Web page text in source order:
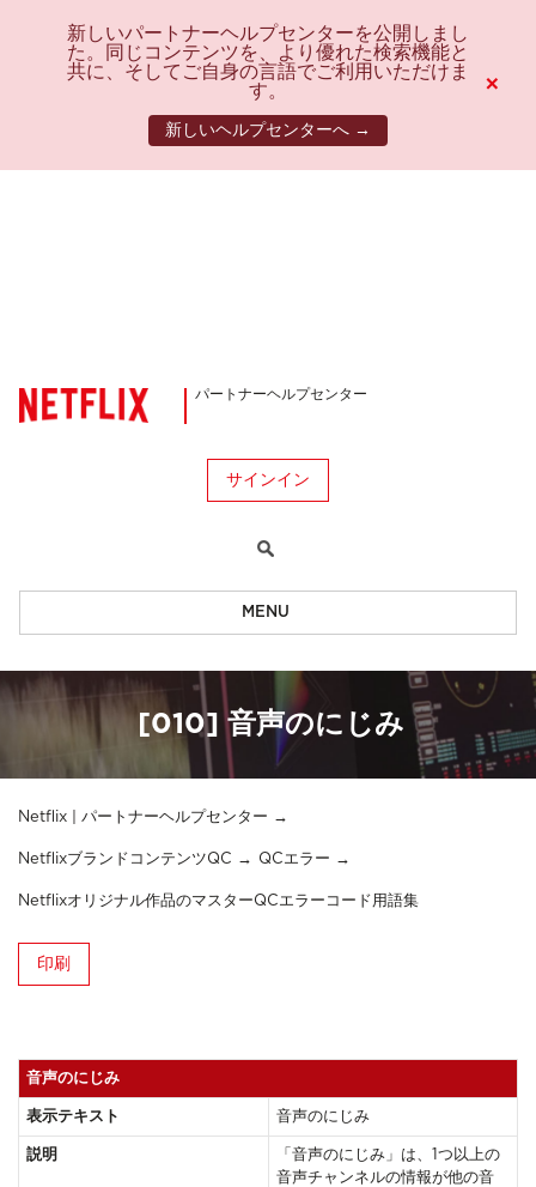
新しいパートナーヘルプセンターを公開しまし
た。同じコンテンツを、より優れた検索機能と
共に、そしてご自身の言語でご利用いただけま
す。
新しいヘルプセンターへ →
×
パートナーヘルプセンター
サインイン
MENU
[010] 音声のにじみ
Netflix | パートナーヘルプセンター
NetflixブランドコンテンツQC QCエラー
Netflixオリジナル作品のマスターQCエラーコード用語集
印刷
音声のにじみ
表示テキスト 音声のにじみ
説明
「音声のにじみ」は、1つ以上の
音声チャンネルの情報が他の音